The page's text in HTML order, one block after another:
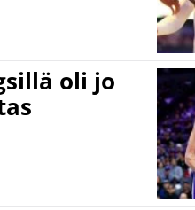
oli jo